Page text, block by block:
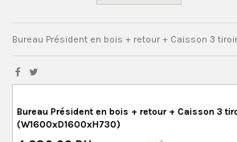
Bureau Président en bois + retour + Caisson 3
Bureau Président en bois + retour + Caisson 3
(W1600xD1600xH730)